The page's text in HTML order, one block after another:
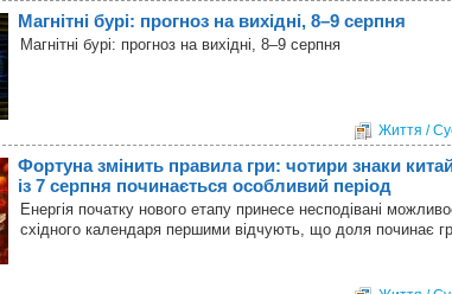
Магнітні бурі: прогноз на вихідні, 8–9 серпня
Магнітні бурі: прогноз на вихідні, 8–9 серпня
Життя /
Фортуна змінить правила гри: чотири знаки
із 7 серпня починається особливий період
Енергія початку нового етапу принесе несподівані
східного календаря першими відчують, що доля починає